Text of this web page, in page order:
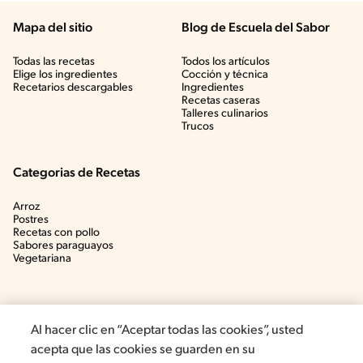
Mapa del sitio
Todas las recetas
Elige los ingredientes
Recetarios descargables
Blog de Escuela del Sabor
Todos los artículos
Cocción y técnica
Ingredientes
Recetas caseras
Talleres culinarios
Trucos
Categorias de Recetas
Arroz
Postres
Recetas con pollo
Sabores paraguayos
Vegetariana
Al hacer clic en “Aceptar todas las cookies”, usted
acepta que las cookies se guarden en su